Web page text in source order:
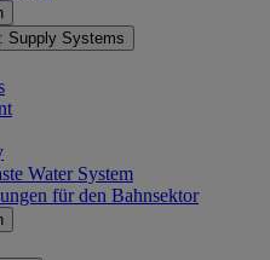
Supply Systems
Water System
für den Bahnsektor